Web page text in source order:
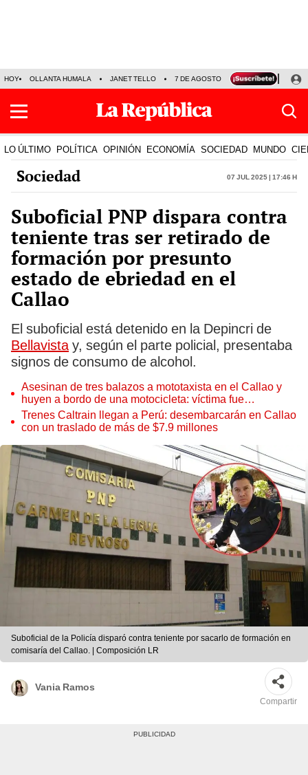
HOY OLLANTA HUMALA JANET TELLO 7 DE AGOSTO TINKA RESULTADOS
LO ÚLTIMO POLÍTICA OPINIÓN ECONOMÍA SOCIEDAD MUNDO
Sociedad 07 Jul 2025 | 17:46 h
Suboficial PNP dispara contra
teniente tras ser retirado de
formación por presunto
estado de ebriedad en el
Callao
El suboficial está detenido en la Depincri de
Bellavistay, según el parte policial, presentaba
signos de consumo de alcohol.
Asesinan de tres balazos a mototaxista en el Callao y
huyen a bordo de una motocicleta: víctima fue
trasladado a hospital pero no sobrevivió
Trenes Caltrain llegan a Perú: desembarcarán en Callao
con un traslado de más de $7.9 millones
Suboficial de la Policía disparó contra teniente por sacarlo de formación en
comisaría del Callao. | Composición LR
Vania Ramos
Compartir